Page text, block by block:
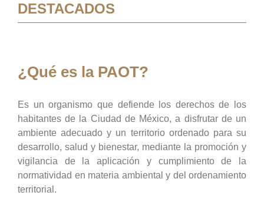
DESTACADOS
¿Qué es la PAOT?
Es un organismo que defiende los derechos de los
habitantes de la Ciudad de México, a disfrutar de un
ambiente adecuado y un territorio ordenado para su
desarrollo, salud y bienestar, mediante la promoción y
vigilancia de la aplicación y cumplimiento de la
normatividad en materia ambiental y del ordenamiento
territorial.